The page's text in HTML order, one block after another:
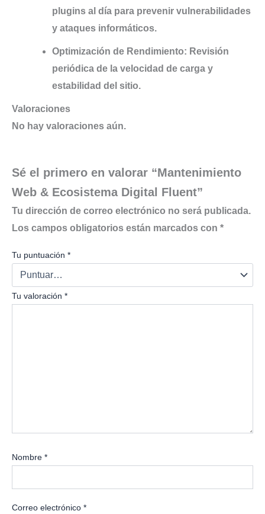
plugins al día para prevenir vulnerabilidades
y ataques informáticos.
Optimización de Rendimiento: Revisión
periódica de la velocidad de carga y
estabilidad del sitio.
Valoraciones
No hay valoraciones aún.
Sé el primero en valorar “Mantenimiento
Web & Ecosistema Digital Fluent”
Tu dirección de correo electrónico no será publicada.
Los campos obligatorios están marcados con *
Tu puntuación *
Tu valoración *
Nombre *
Correo electrónico *